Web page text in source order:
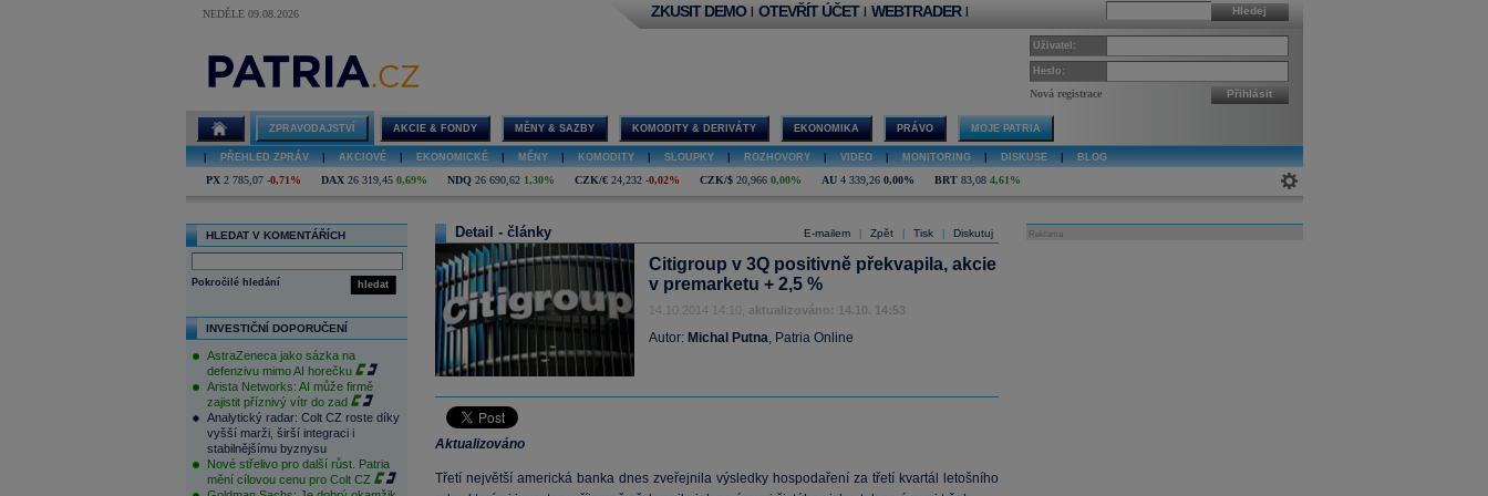
NEDĚLE 09.08.2026 Hledej
ZKUSIT DEMO | OTEVŘÍT ÚČET | WEBTRADER |
Uživatel:
Heslo:
Nová registrace Přihlásit
ZPRAVODAJSTVÍ AKCIE & FONDY MĚNY & SAZBY KOMODITY & DERIVÁTY EKONOMIKA PRÁVO MOJE PATRIA
PŘEHLED ZPRÁV AKCIOVÉ EKONOMICKÉ MĚNY KOMODITY SLOUPKY ROZHOVORY VIDEO MONITORING DISKUSE BLOG
PX 2 785,07 -0,71% DAX 26 319,45 0,69% NDQ 26 690,62 1,30% CZK/€ 24,232 -0,02% CZK/$ 20,966 0,00% AU 4 339,26 0,00% BRT 83,08 4,61%
HLEDAT V KOMENTÁŘÍCH
hledat
Pokročilé hledání
INVESTIČNÍ DOPORUČENÍ
AstraZeneca jako sázka na
defenzivu mimo AI horečku
Arista Networks: AI může firmě
zajistit příznivý vítr do zad
Analytický radar: Colt CZ roste díky
vyšší marži, širší integraci i
stabilnějšímu byznysu
Nové střelivo pro další růst. Patria
mění cílovou cenu pro Colt CZ
E-mailem Zpět Tisk Diskutuj
Detail - články
Citigroup v 3Q positivně překvapila, akcie
v premarketu + 2,5 %
14.10.2014 14:10, aktualizováno: 14.10. 14:53
Autor: Michal Putna, Patria Online
Aktualizováno
Třetí největší americká banka dnes zveřejnila výsledky hospodaření za třetí kvartál letošního
Reklama